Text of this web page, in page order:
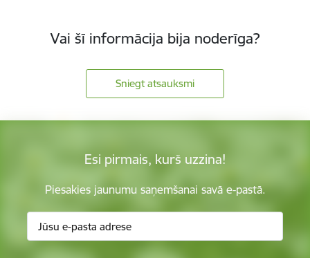
Vai šī informācija bija noderīga?
Sniegt atsauksmi
Esi pirmais, kurš uzzina!
Piesakies jaunumu saņemšanai savā e-pastā.